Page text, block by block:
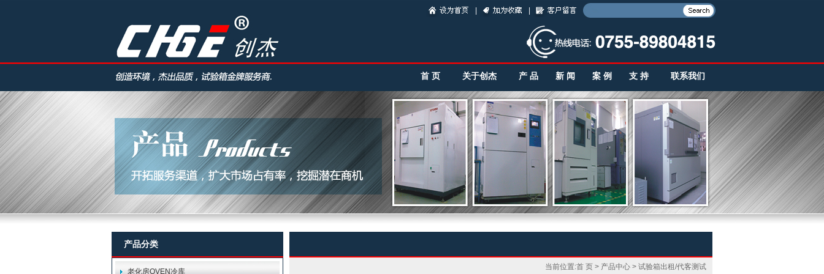
首 页 关于创杰 产 品 新 闻 案 例 支 持 联系我们
产品分类
老化房OVEN冷库
当前位置:首 页 > 产品中心 > 试验箱出租/代客测试